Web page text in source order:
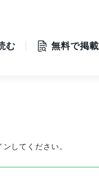
む 無料で掲載
してください。